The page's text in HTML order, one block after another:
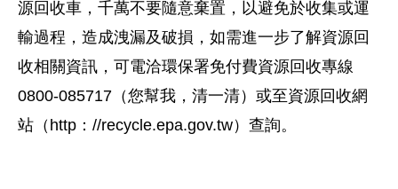
源回收車，千萬不要隨意棄置，以避免於收集或運
輸過程，造成洩漏及破損，如需進一步了解資源回
收相關資訊，可電洽環保署免付費資源回收專線
0800-085717（您幫我，清一清）或至資源回收網
站（http：//recycle.epa.gov.tw）查詢。